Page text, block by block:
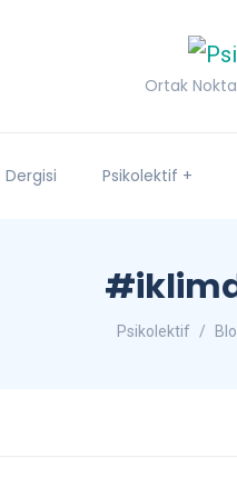
Ortak
Psikolektif +
Psikolektif